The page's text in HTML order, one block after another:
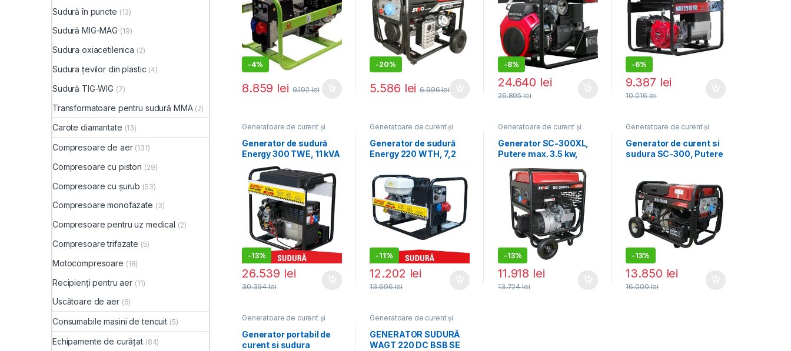
-4%
8.859 lei 9.192lei
-20%
5.586 lei 6.996lei
-8%
24.640 lei
26.895lei
-6%
9.387 lei
10.016lei
Generatoare de curent și
electrice
Generator de sudură
Energy 300 TWE, 11 kVA
-13%
26.539 lei
30.394lei
Generatoare de curent și
electrice
Generator de sudură
Energy 220 WTH, 7,2
-11%
12.202 lei
13.696lei
Generatoare de curent și
electrice
Generator SC-300XL,
Putere max. 3.5 kw,
benzina
-13%
11.918 lei
13.724lei
Generatoare de curent și
electrice
Generator de curent si
sudura SC-300, Putere
-13%
13.850 lei
16.000lei
Generatoare de curent și
electrice
Generator portabil de
curent si sudura
Generatoare de curent și
electrice
GENERATOR SUDURĂ
WAGT 220 DC BSB SE
Sudură în puncte (13)
Sudură MIG-MAG (19)
Sudura oxiacetilenica (2)
Sudura țevilor din plastic (4)
Sudură TIG-WIG (7)
Transformatoare pentru sudură MMA (2)
Carote diamantate (13)
Compresoare de aer (131)
Compresoare cu piston (29)
Compresoare cu șurub (53)
Compresoare monofazate (3)
Compresoare pentru uz medical (2)
Compresoare trifazate (5)
Motocompresoare (18)
Recipienți pentru aer (11)
Uscătoare de aer (6)
Consumabile masini de tencuit (5)
Echipamente de curățat (84)